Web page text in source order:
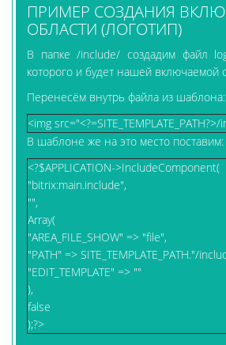
ПРИМЕР СОЗДАНИЯ
ОБЛАСТИ (ЛОГОТИП)
В папке /include/ создадим файл
которого и будет нашей включаемой
Перенесём внутрь файла из шаблона:
<img
В шаблоне же на это место поставим:
<?$APPLICATION->IncludeComponent(
"bitrix:main.include",
"",
Array(
"AREA_FILE_SHOW" => "file",
"PATH" => SITE_TEMPLATE_PATH."/
"EDIT_TEMPLATE" => ""
),
false
);?>